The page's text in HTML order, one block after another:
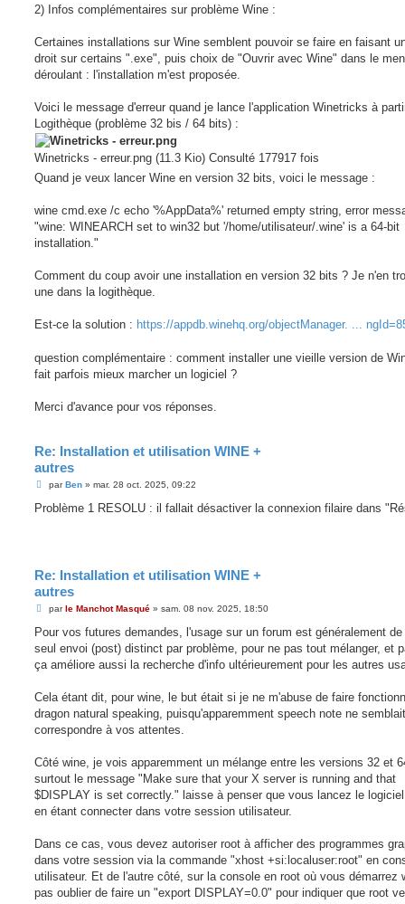
s
g
2) Infos complémentaires sur problème Wine :
Certaines installations sur Wine semblent pouvoir se faire en faisant
droit sur certains ".exe", puis choix de "Ouvrir avec Wine" dans le
déroulant : l'installation m'est proposée.
Voici le message d'erreur quand je lance l'application Winetricks à
Logithèque (problème 32 bis / 64 bits) :
Winetricks - erreur.png (11.3 Kio) Consulté 177917 fois
Quand je veux lancer Wine en version 32 bits, voici le message :
wine cmd.exe /c echo '%AppData%' returned empty string, error
"wine: WINEARCH set to win32 but '/home/utilisateur/.wine' is a 64-bit
installation."
Comment du coup avoir une installation en version 32 bits ? Je n'en
une dans la logithèque.
Est-ce la solution : https://appdb.winehq.org/objectManager. ...
question complémentaire : comment installer une vieille version de
fait parfois mieux marcher un logiciel ?
Merci d'avance pour vos réponses.
Re: Installation et utilisation WINE +
autres
M
s
par Ben» mar. 28 oct. 2025, 09:22
Problème 1 RESOLU : il fallait désactiver la connexion filaire dans
Re: Installation et utilisation WINE +
autres
M
s
a
g
par le Manchot Masqué» sam. 08 nov. 2025, 18:50
Pour vos futures demandes, l'usage sur un forum est généralement
seul envoi (post) distinct par problème, pour ne pas tout mélanger, et
ça améliore aussi la recherche d'info ultérieurement pour les autres
Cela étant dit, pour wine, le but était si je ne m'abuse de faire
dragon natural speaking, puisqu'apparemment speech note ne
correspondre à vos attentes.
Côté wine, je vois apparemment un mélange entre les versions 32 et
surtout le message "Make sure that your X server is running and that
$DISPLAY is set correctly." laisse à penser que vous lancez le
en étant connecter dans votre session utilisateur.
Dans ce cas, vous devez autoriser root à afficher des programmes
dans votre session via la commande "xhost +si:localuser:root" en
utilisateur. Et de l'autre côté, sur la console en root où vous démarrez
pas oublier de faire un "export DISPLAY=0.0" pour indiquer que root